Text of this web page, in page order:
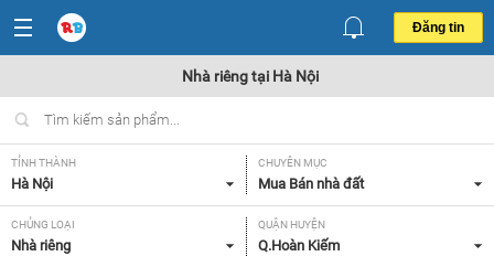
Đăng tin
Nhà riêng tại Hà Nội
TỈNH THÀNH
Hà Nội
CHUYÊN MỤC
Mua Bán nhà đất
CHỦNG LOẠI
Nhà riêng
QUẬN HUYỆN
Q.Hoàn Kiếm